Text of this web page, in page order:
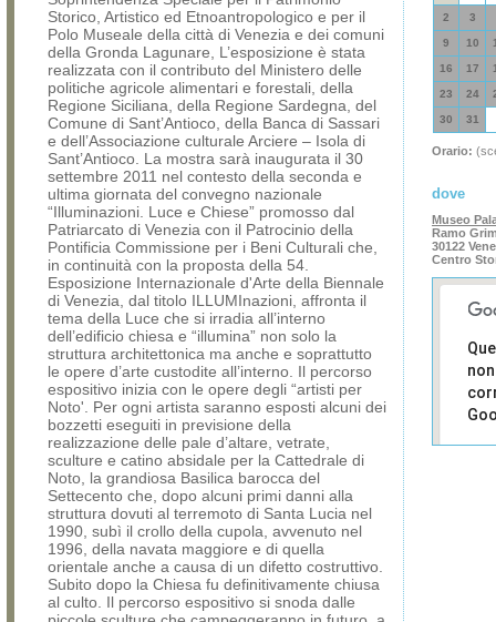
Storico, Artistico ed Etnoantropologico e per il
Polo Museale della città di Venezia e dei comuni
della Gronda Lagunare, L’esposizione è stata
realizzata con il contributo del Ministero delle
politiche agricole alimentari e forestali, della
Regione Siciliana, della Regione Sardegna, del
Comune di Sant’Antioco, della Banca di Sassari
e dell’Associazione culturale Arciere – Isola di
Sant’Antioco. La mostra sarà inaugurata il 30
settembre 2011 nel contesto della seconda e
ultima giornata del convegno nazionale
“Illuminazioni. Luce e Chiese” promosso dal
Patriarcato di Venezia con il Patrocinio della
Pontificia Commissione per i Beni Culturali che,
in continuità con la proposta della 54.
Esposizione Internazionale d'Arte della Biennale
di Venezia, dal titolo ILLUMInazioni, affronta il
tema della Luce che si irradia all’interno
dell’edificio chiesa e “illumina” non solo la
struttura architettonica ma anche e soprattutto
le opere d’arte custodite all’interno. Il percorso
espositivo inizia con le opere degli “artisti per
Noto'. Per ogni artista saranno esposti alcuni dei
bozzetti eseguiti in previsione della
realizzazione delle pale d’altare, vetrate,
sculture e catino absidale per la Cattedrale di
Noto, la grandiosa Basilica barocca del
Settecento che, dopo alcuni primi danni alla
struttura dovuti al terremoto di Santa Lucia nel
1990, subì il crollo della cupola, avvenuto nel
1996, della navata maggiore e di quella
orientale anche a causa di un difetto costruttivo.
Subito dopo la Chiesa fu definitivamente chiusa
al culto. Il percorso espositivo si snoda dalle
2 3
9 10
16 17
23 24
30 31
Orario:
dove
Museo
Ramo
30122
Centro